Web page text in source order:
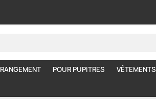
RANGEMENT POUR PUPITRES VÊTEMENTS